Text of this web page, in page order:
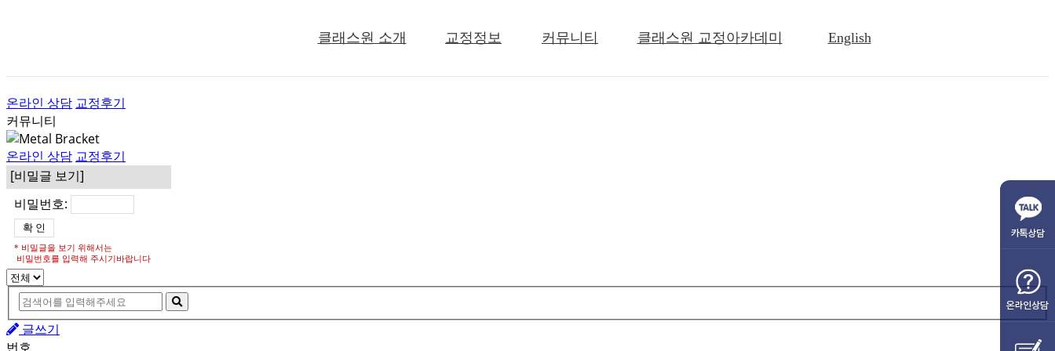
클래스원 소개 교정정보 커뮤니티 클래스원 교정아카데미 English
온라인 상담 교정후기
커뮤니티
온라인 상담 교정후기
[비밀글 보기]
비밀번호:
* 비밀글을 보기 위해서는
비밀번호를 입력해 주시기바랍니다
글쓰기
번호